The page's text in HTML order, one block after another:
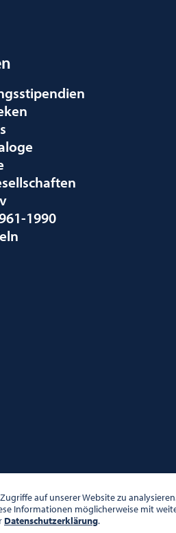
1990
auf unserer Website zu
Informationen möglicherweise mit
Datenschutzerklärung.